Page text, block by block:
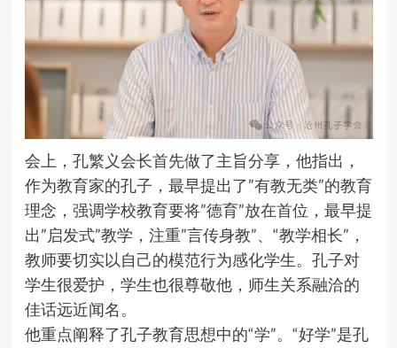
会上，孔繁义会长首先做了主旨分享，他指出，
作为教育家的孔子，最早提出了”有教无类”的教育
理念，强调学校教育要将”德育”放在首位，最早提
出”启发式”教学，注重”言传身教”、“教学相长”，
教师要切实以自己的模范行为感化学生。孔子对
学生很爱护，学生也很尊敬他，师生关系融洽的
佳话远近闻名。
他重点阐释了孔子教育思想中的“学”。“好学”是孔